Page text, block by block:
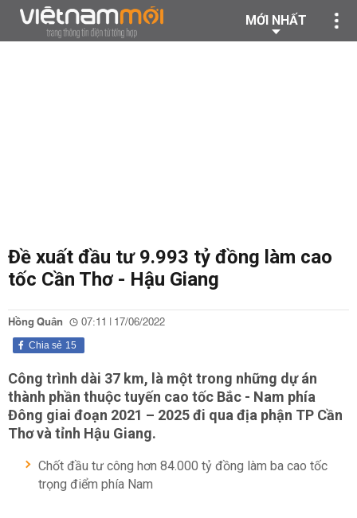
MỚI NHẤT
Đề xuất đầu tư 9.993 tỷ đồng làm cao
tốc Cần Thơ - Hậu Giang
Hồng Quân 07:11 | 17/06/2022
15
Chia sẻ
Công trình dài 37 km, là một trong những dự án
thành phần thuộc tuyến cao tốc Bắc - Nam phía
Đông giai đoạn 2021 – 2025 đi qua địa phận TP Cần
Thơ và tỉnh Hậu Giang.
Chốt đầu tư công hơn 84.000 tỷ đồng làm ba cao tốc
trọng điểm phía Nam